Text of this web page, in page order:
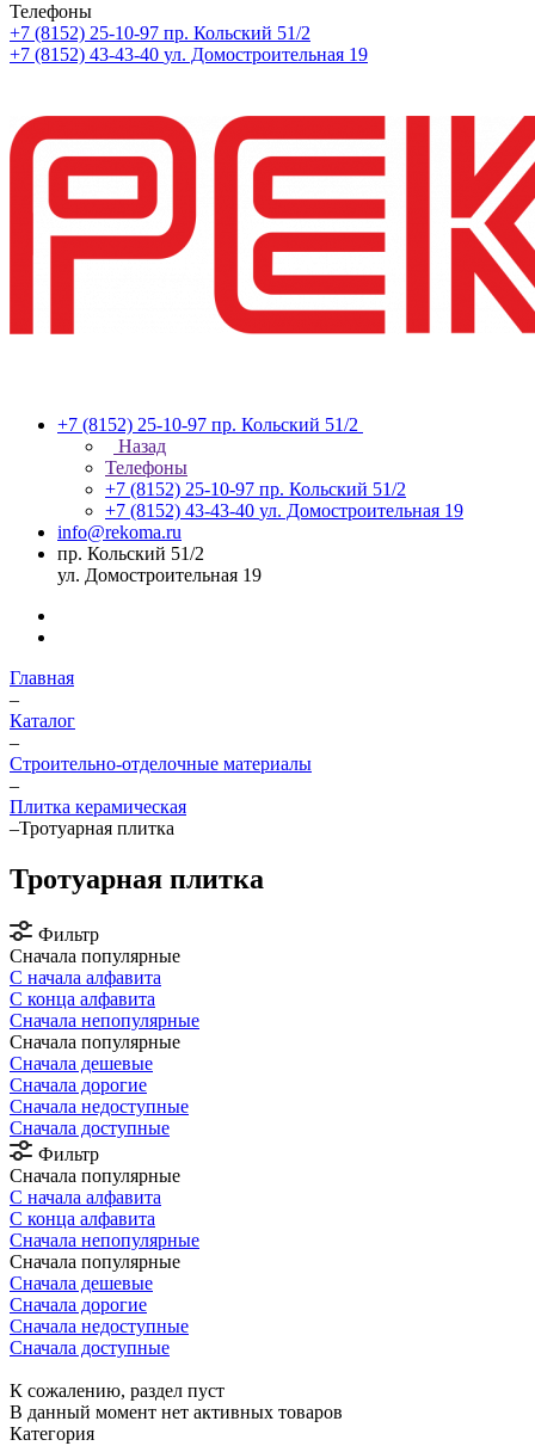
Телефоны
+7 (8152) 25-10-97 пр. Кольский 51/2
+7 (8152) 43-43-40 ул. Домостроительная 19
+7 (8152) 25-10-97 пр. Кольский 51/2
Назад
Телефоны
+7 (8152) 25-10-97 пр. Кольский 51/2
+7 (8152) 43-43-40 ул. Домостроительная 19
info@rekoma.ru
пр. Кольский 51/2
ул. Домостроительная 19
Главная
–
Каталог
–
Строительно-отделочные материалы
–
Плитка керамическая
–Тротуарная плитка
Тротуарная плитка
Фильтр
Сначала популярные
С начала алфавита
С конца алфавита
Сначала непопулярные
Сначала популярные
Сначала дешевые
Сначала дорогие
Сначала недоступные
Сначала доступные
Фильтр
Сначала популярные
С начала алфавита
С конца алфавита
Сначала непопулярные
Сначала популярные
Сначала дешевые
Сначала дорогие
Сначала недоступные
Сначала доступные
К сожалению, раздел пуст
В данный момент нет активных товаров
Категория